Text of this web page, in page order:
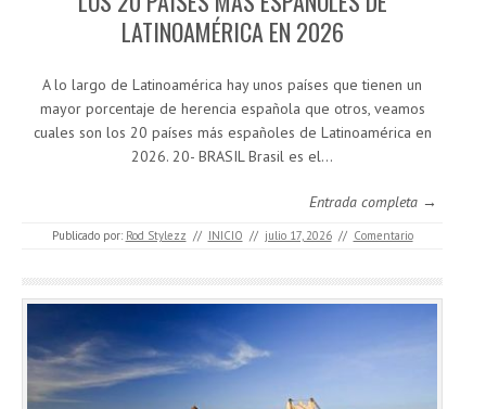
LATINOAMÉRICA EN 2026
A lo largo de Latinoamérica hay unos países que tienen un
mayor porcentaje de herencia española que otros, veamos
cuales son los 20 países más españoles de Latinoamérica en
2026. 20- BRASIL Brasil es el…
Entrada completa →
Publicado por: Rod Stylezz // INICIO // julio 17, 2026 // Comentario